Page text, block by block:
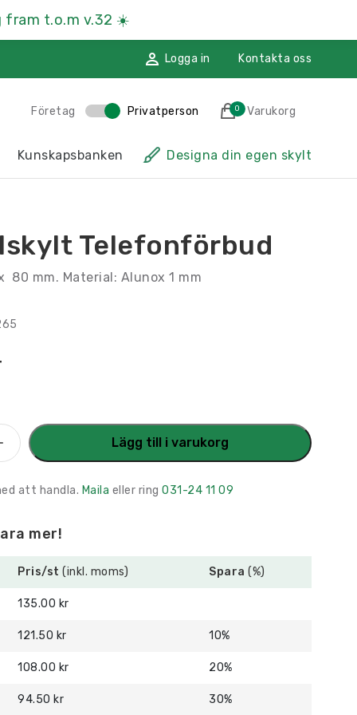
fram t.o.m v.32 ☀️
Logga in Kontakta oss
Företag Privatperson 0 Varukorg
Till kassan
Återvinningsskyltar
Kunskapsbanken Designa din egen skylt
Telefonförbud
80 mm. Material: Alunox 1 mm
Lägg till i varukorg
att handla. Maila eller ring 031-24 11 09
mer!
Pris/st (inkl. moms) Spara (%)
135.00 kr
121.50 kr 10%
108.00 kr 20%
94.50 kr 30%